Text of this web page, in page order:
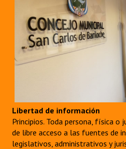
Libertad de información
Principios. Toda persona, física o
de libre acceso a las fuentes de
legislativos, administrativos y